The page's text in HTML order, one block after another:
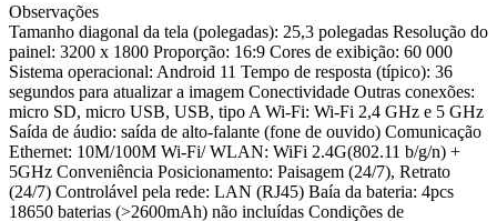
Observações
Tamanho diagonal da tela (polegadas): 25,3 polegadas Resolução do
painel: 3200 x 1800 Proporção: 16:9 Cores de exibição: 60 000
Sistema operacional: Android 11 Tempo de resposta (típico): 36
segundos para atualizar a imagem Conectividade Outras conexões:
micro SD, micro USB, USB, tipo A Wi-Fi: Wi-Fi 2,4 GHz e 5 GHz
Saída de áudio: saída de alto-falante (fone de ouvido) Comunicação
Ethernet: 10M/100M Wi-Fi/ WLAN: WiFi 2.4G(802.11 b/g/n) +
5GHz Conveniência Posicionamento: Paisagem (24/7), Retrato
(24/7) Controlável pela rede: LAN (RJ45) Baía da bateria: 4pcs
18650 baterias (>2600mAh) não incluídas Condições de